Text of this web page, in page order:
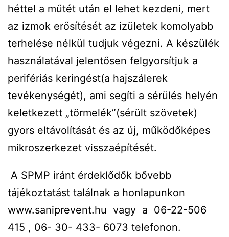
héttel a műtét után el lehet kezdeni, mert
az izmok erősítését az izületek komolyabb
terhelése nélkül tudjuk végezni. A készülék
használatával jelentősen felgyorsítjuk a
perifériás keringést(a hajszálerek
tevékenységét), ami segíti a sérülés helyén
keletkezett „törmelék”(sérült szövetek)
gyors eltávolítását és az új, működőképes
mikroszerkezet visszaépítését.
A SPMP iránt érdeklődők bővebb
tájékoztatást találnak a honlapunkon
www.saniprevent.hu vagy a 06-22-506
415 , 06- 30- 433- 6073 telefonon.